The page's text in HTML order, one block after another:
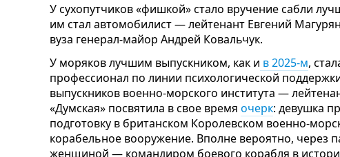
У сухопутчиков «фишкой» стало вручение сабли
им стал автомобилист — лейтенант Евгений
вуза генерал-майор Андрей Ковальчук.
У моряков лучшим выпускником, как и в 2025-м,
профессионал по линии психологической
выпускников военно-морского института —
«Думская» посвятила в свое время очерк: девушка
подготовку в британском Королевском военно-
корабельное вооружение. Вполне вероятно, через
женщиной — командиром боевого корабля в